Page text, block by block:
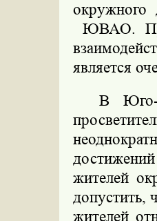
окружного
ЮВАО.
является
В Юго-
жителей
допустить,
жителей